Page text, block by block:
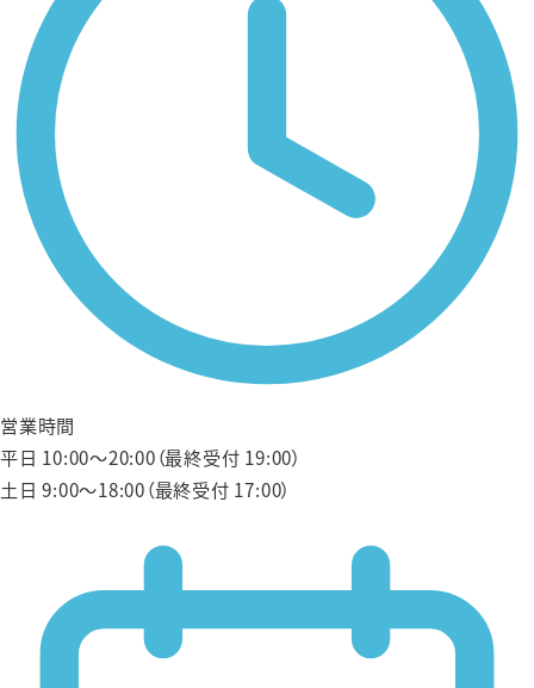
営業時間
平日 10:00〜20:00（最終受付 19:00）
土日 9:00〜18:00（最終受付 17:00）